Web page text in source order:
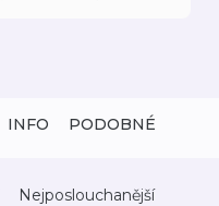
INFO PODOBNÉ
Nejposlouchanější